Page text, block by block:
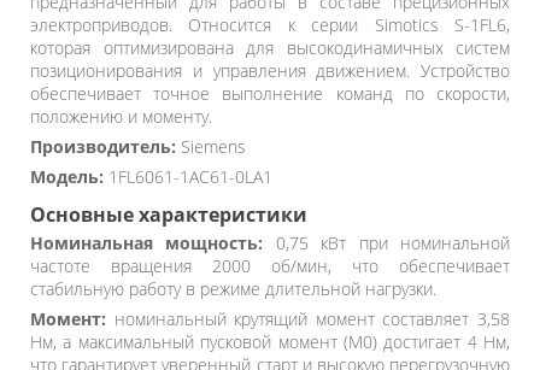
электроприводов. Относится к серии Simotics S-1FL6,
которая оптимизирована для высокодинамичных систем
позиционирования и управления движением. Устройство
обеспечивает точное выполнение команд по скорости,
положению и моменту.
Производитель: Siemens
Модель: 1FL6061-1AC61-0LA1
Основные характеристики
Номинальная мощность: 0,75 кВт при номинальной
частоте вращения 2000 об/мин, что обеспечивает
стабильную работу в режиме длительной нагрузки.
Момент: номинальный крутящий момент составляет 3,58
Нм, а максимальный пусковой момент (M0) достигает 4 Нм,
что гарантирует уверенный старт и высокую перегрузочную